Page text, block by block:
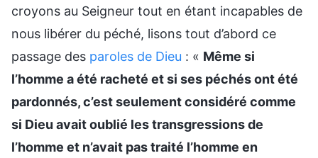
croyons au Seigneur tout en étant incapables de
nous libérer du péché, lisons tout d’abord ce
passage des paroles de Dieu : « Même si
l’homme a été racheté et si ses péchés ont été
pardonnés, c’est seulement considéré comme
si Dieu avait oublié les transgressions de
l’homme et n’avait pas traité l’homme en